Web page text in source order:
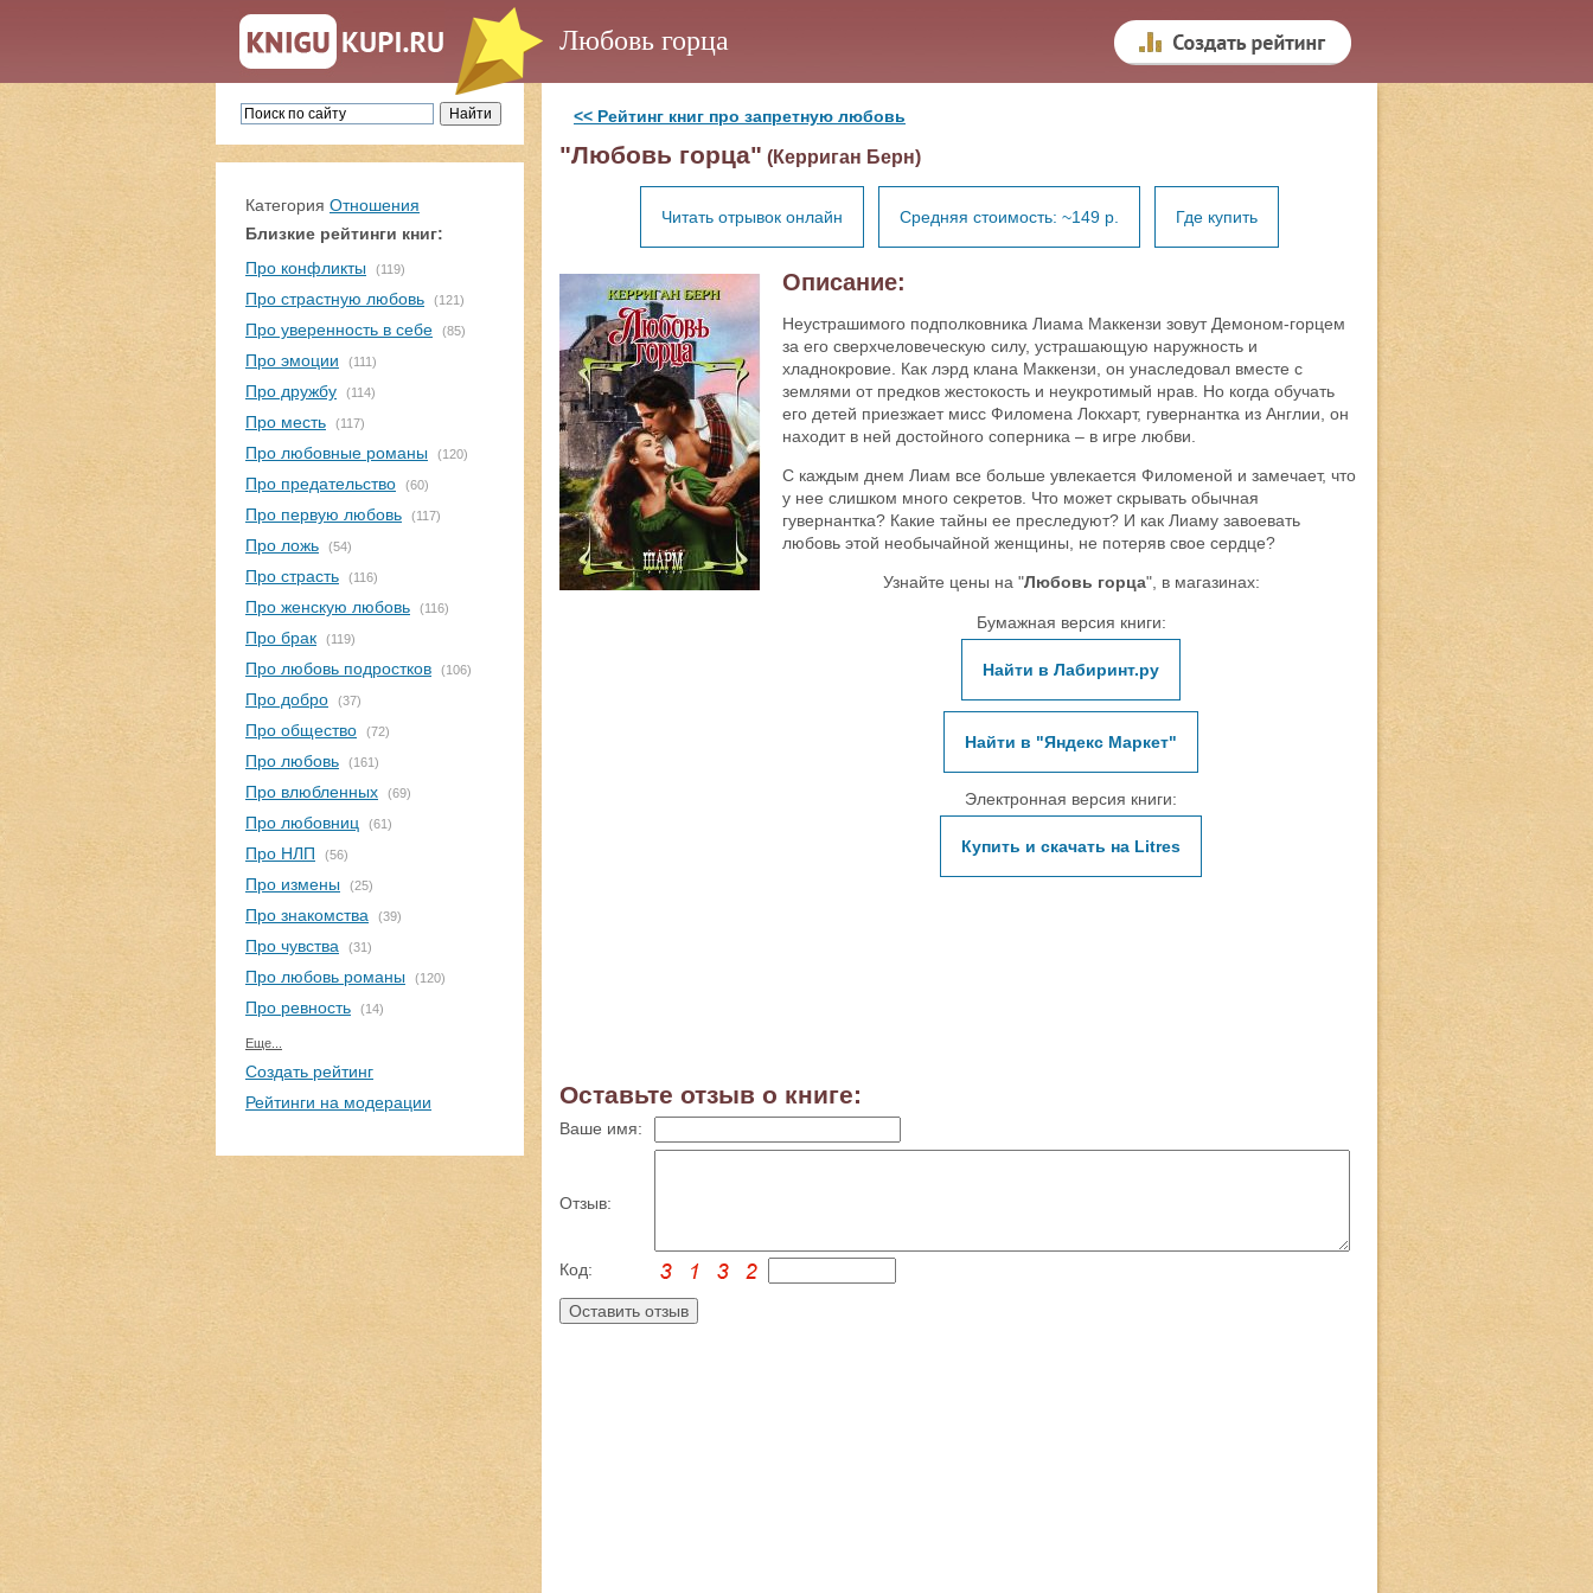
Любовь горца
Категория Отношения
Близкие рейтинги книг:
Про конфликты
(119)
Про страстную любовь (121)
Про уверенность в себе (85)
Про эмоции (111)
Про дружбу (114)
Про месть (117)
Про любовные романы (120)
Про предательство (60)
Про первую любовь (117)
Про ложь (54)
Про страсть (116)
Про женскую любовь (116)
Про брак (119)
Про любовь подростков (106)
Про добро (37)
Про общество (72)
Про любовь (161)
Про влюбленных (69)
Про любовниц (61)
Про НЛП (56)
Про измены (25)
Про знакомства (39)
Про чувства (31)
Про любовь романы (120)
Про ревность (14)
Еще...
Создать рейтинг
Рейтинги на модерации
<< Рейтинг книг про запретную любовь
"Любовь горца" (Керриган Берн)
Читать отрывок онлайн Средняя стоимость: ~149 р. Где купить
Описание:
Неустрашимого подполковника Лиама Маккензи зовут Демоном-горцем
за его сверхчеловеческую силу, устрашающую наружность и
хладнокровие. Как лэрд клана Маккензи, он унаследовал вместе с
землями от предков жестокость и неукротимый нрав. Но когда обучать
его детей приезжает мисс Филомена Локхарт, гувернантка из Англии, он
находит в ней достойного соперника – в игре любви.
С каждым днем Лиам все больше увлекается Филоменой и замечает, что
у нее слишком много секретов. Что может скрывать обычная
гувернантка? Какие тайны ее преследуют? И как Лиаму завоевать
любовь этой необычайной женщины, не потеряв свое сердце?
Узнайте цены на "Любовь горца", в магазинах:
Бумажная версия книги:
Найти в Лабиринт.ру
Найти в "Яндекс Маркет"
Электронная версия книги:
Купить и скачать на Litres
Оставьте отзыв о книге:
Ваше имя:
Отзыв:
Код: